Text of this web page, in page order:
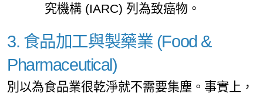
究機構 (IARC) 列為致癌物。
3. 食品加工與製藥業 (Food &
Pharmaceutical)
別以為食品業很乾淨就不需要集塵。事實上，